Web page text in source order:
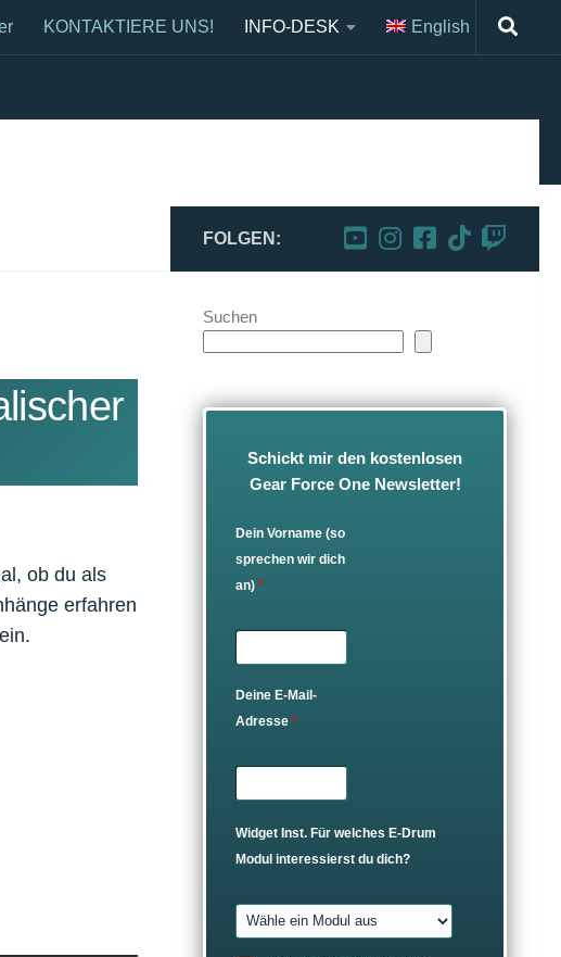
KONTAKTIERE UNS! INFO-DESK English
ob du als
erfahren
FOLGEN:
Suchen
Schickt mir den kostenlosen
Gear Force One Newsletter!
Dein Vorname (so
sprechen wir dich
an) *
Deine E-Mail-
Adresse *
Widget Inst. Für welches E-Drum
Modul interessierst du dich?